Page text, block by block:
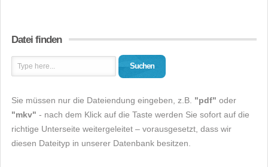
Datei finden
Suchen
Sie müssen nur die Dateiendung eingeben, z.B. "pdf" oder
"mkv" - nach dem Klick auf die Taste werden Sie sofort auf die
richtige Unterseite weitergeleitet – vorausgesetzt, dass wir
diesen Dateityp in unserer Datenbank besitzen.